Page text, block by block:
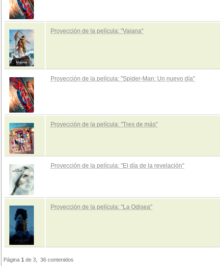
Proyección de la película: "Vaiana"
Proyección de la película: "Spider-Man: Un nuevo día"
Proyección de la película: "Tres de más"
Proyección de la película: "El día de la revelación"
Proyección de la película: "La Odisea"
Página 1 de 3, 36 contenidos